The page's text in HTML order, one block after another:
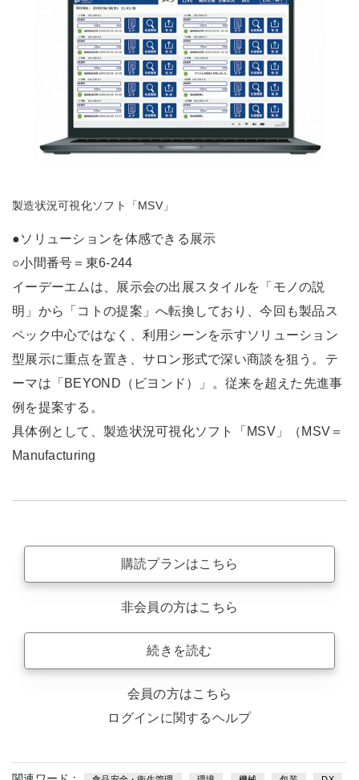
製造状況可視化ソフト「MSV」
●ソリューションを体感できる展示
○小間番号＝東6-244
イーデーエムは、展示会の出展スタイルを「モノの説
明」から「コトの提案」へ転換しており、今回も製品ス
ペック中心ではなく、利用シーンを示すソリューション
型展示に重点を置き、サロン形式で深い商談を狙う。テ
ーマは「BEYOND（ビヨンド）」。従来を超えた先進事
例を提案する。
具体例として、製造状況可視化ソフト「MSV」（MSV＝
Manufacturing
購読プランはこちら
非会員の方はこちら
続きを読む
会員の方はこちら
ログインに関するヘルプ